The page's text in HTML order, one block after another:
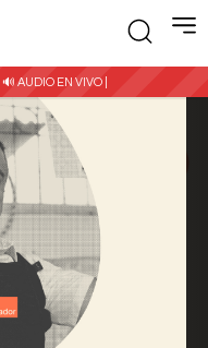
🔊 AUDIO EN VIVO |